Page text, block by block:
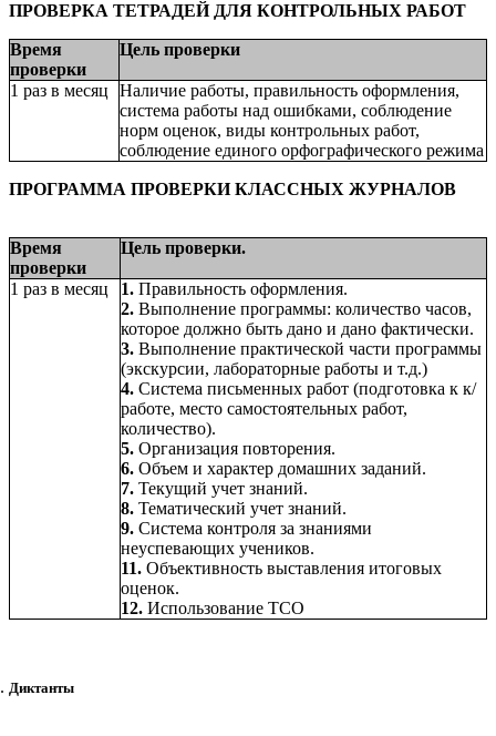
ПРОВЕРКА ТЕТРАДЕЙ ДЛЯ КОНТРОЛЬНЫХ РАБОТ
Время
проверки
Цель проверки
1 раз в месяц
Наличие работы, правильность оформления,
система работы над ошибками, соблюдение
норм оценок, виды контрольных работ,
соблюдение единого орфографического режима
ПРОГРАММА ПРОВЕРКИ КЛАССНЫХ ЖУРНАЛОВ
Время
проверки
Цель проверки.
1 раз в месяц 1. Правильность оформления.
2. Выполнение программы: количество часов,
которое должно быть дано и дано фактически.
3. Выполнение практической части программы
(экскурсии, лабораторные работы и т.д.)
4. Система письменных работ (подготовка к к/
работе, место самостоятельных работ,
количество).
5. Организация повторения.
6. Объем и характер домашних заданий.
7. Текущий учет знаний.
8. Тематический учет знаний.
9. Система контроля за знаниями
неуспевающих учеников.
11. Объективность выставления итоговых
оценок.
12. Использование ТСО
Диктанты